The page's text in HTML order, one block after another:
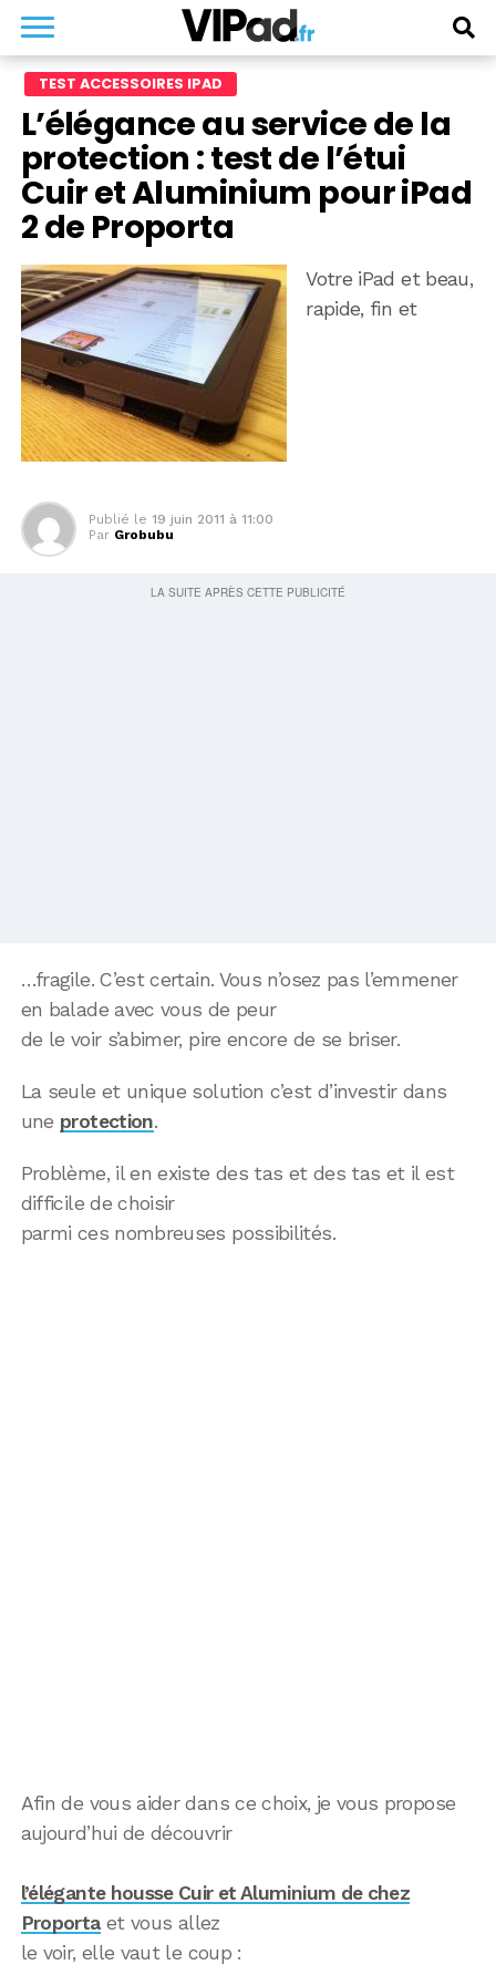
TEST ACCESSOIRES IPAD
L’élégance au service de la
protection : test de l’étui
Cuir et Aluminium pour iPad
2 de Proporta
Votre iPad et beau,
rapide, fin et
Publié le 19 juin 2011 à 11:00
Par Grobubu
…fragile. C’est certain. Vous n’osez pas l’emmener
en balade avec vous de peur
de le voir s’abimer, pire encore de se briser.
La seule et unique solution c’est d’investir dans
une protection.
Problème, il en existe des tas et des tas et il est
difficile de choisir
parmi ces nombreuses possibilités.
Afin de vous aider dans ce choix, je vous propose
aujourd’hui de découvrir
l’élégante housse Cuir et Aluminium de chez
Proportaet vous allez
le voir, elle vaut le coup :